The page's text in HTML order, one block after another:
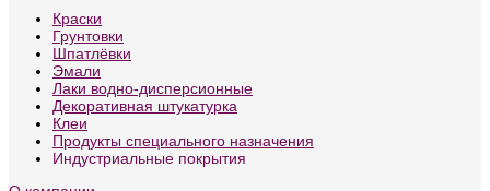
Краски
Грунтовки
Шпатлёвки
Эмали
Лаки водно-дисперсионные
Декоративная штукатурка
Клеи
Продукты специального назначения
Индустриальные покрытия